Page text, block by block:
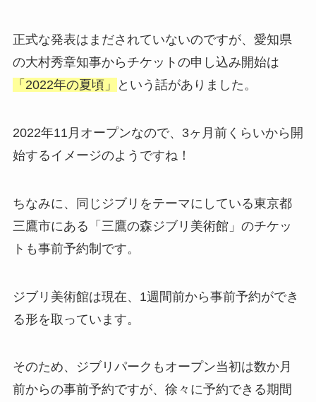
正式な発表はまだされていないのですが、愛知県
の大村秀章知事からチケットの申し込み開始は
「2022年の夏頃」
という話がありました。
2022年11月オープンなので、3ヶ月前くらいから開
始するイメージのようですね！
ちなみに、同じジブリをテーマにしている東京都
三鷹市にある「三鷹の森ジブリ美術館」のチケッ
トも事前予約制です。
ジブリ美術館は現在、1週間前から事前予約ができ
る形を取っています。
そのため、ジブリパークもオープン当初は数か月
前からの事前予約ですが、徐々に予約できる期間